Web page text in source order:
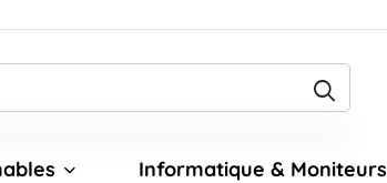
Informatique & Moniteurs